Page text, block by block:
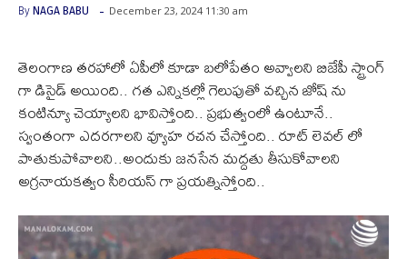
By NAGA BABU - December 23, 2024 11:30 am
తెలంగాణ తరహాలో ఏపీలో కూడా బలోపేతం అవ్వాలని బిజేపీ స్ట్రాంగ్
గా డిసైడ్ అయింది.. గత ఎన్నికల్లో గెలుపుతో వచ్చిన జోష్ ను
కంటిన్యూ చెయ్యాలని భావిస్తోంది.. ప్రభుత్వంలో ఉంటూనే..
స్వంతంగా ఎదరగాలని వ్యూహ రచన చేస్తోంది.. రూట్ లెవల్ లో
పాతుకుపోవాలని..అందుకు జనసేన మద్దతు తీసుకోవాలని
అగ్రనాయకత్వం సీరియస్ గా ప్రయత్నిస్తోంది..